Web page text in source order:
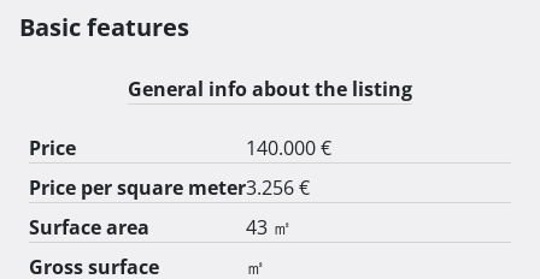
kvalitetu, udobnost i potencijal za nezaboravne
Izdvajamo stan:
Nova kupaonica: Doživite eleganciju i funkcionalnost
novougrađene kupaonice s modernim tušem, WC-om i
perilicom rublja.
Namještaj po narudžbi: Ekskluzivno izrađeni i ugrađeni
Basic features
General info about the listing
Price
140.000 €
Price per square meter3.256 €
Surface area
43 ㎡
Gross surface
㎡